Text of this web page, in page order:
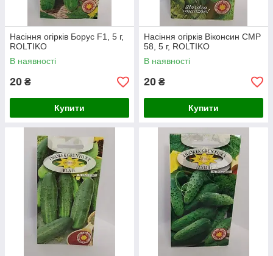
Насіння огірків Борус F1, 5 г,
ROLTIKO
В наявності
20 ₴
Купити
Насіння огірків Віконсин СМР
58, 5 г, ROLTIKO
В наявності
20 ₴
Купити